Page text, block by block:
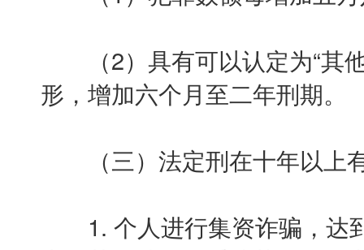
（2）具有可以认定为“其
形，增加六个月至二年刑期。
（三）法定刑在十年以上
1. 个人进行集资诈骗，达